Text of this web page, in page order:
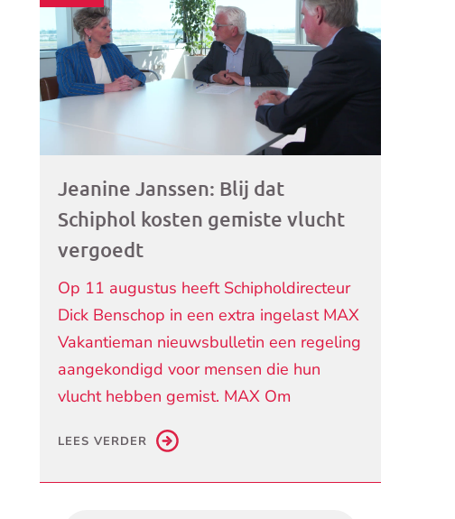
(opent
mailprogramma)
Jeanine Janssen: Blij dat
Schiphol kosten gemiste vlucht
vergoedt
Op 11 augustus heeft Schipholdirecteur
Dick Benschop in een extra ingelast MAX
Vakantieman nieuwsbulletin een regeling
aangekondigd voor mensen die hun
vlucht hebben gemist. MAX Om
LEES VERDER